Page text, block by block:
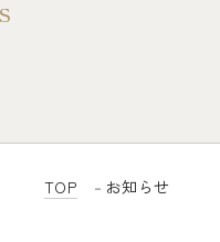
TOP お知らせ